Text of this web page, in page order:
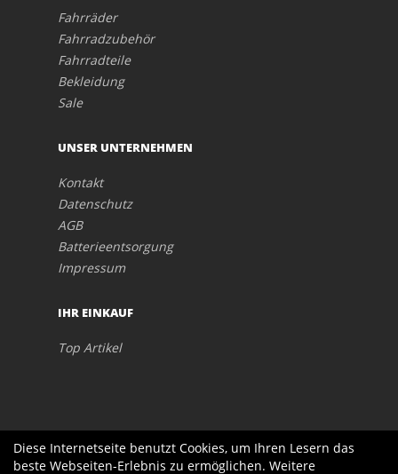
Fahrräder
Fahrradzubehör
Fahrradteile
Bekleidung
Sale
UNSER UNTERNEHMEN
Kontakt
Datenschutz
AGB
Batterieentsorgung
Impressum
IHR EINKAUF
Top Artikel
Diese Internetseite benutzt Cookies, um Ihren Lesern das
beste Webseiten-Erlebnis zu ermöglichen. Weitere